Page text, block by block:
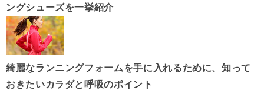
ングシューズを一挙紹介
綺麗なランニングフォームを手に入れるために、知って
おきたいカラダと呼吸のポイント